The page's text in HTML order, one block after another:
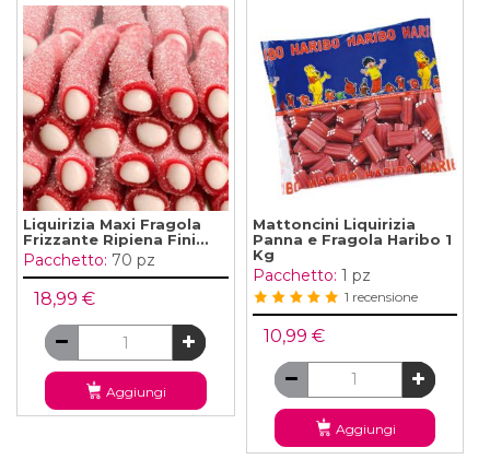
Liquirizia Maxi Fragola
Frizzante Ripiena Fini...
Pacchetto: 70 pz
18,99 €
Aggiungi
Mattoncini Liquirizia
Panna e Fragola Haribo 1
Kg
Pacchetto: 1 pz
1 recensione
10,99 €
Aggiungi